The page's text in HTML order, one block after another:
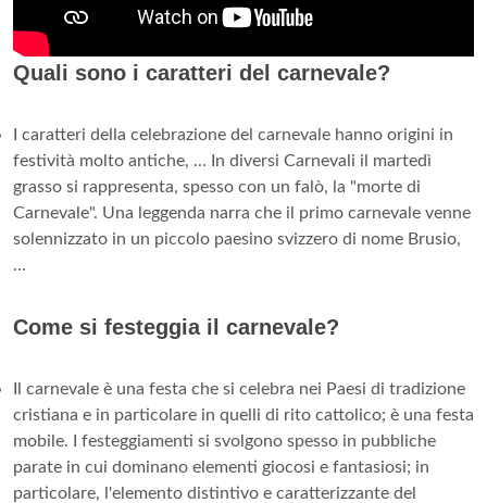
Quali sono i caratteri del carnevale?
I caratteri della celebrazione del carnevale hanno origini in
festività molto antiche, ... In diversi Carnevali il martedì
grasso si rappresenta, spesso con un falò, la "morte di
Carnevale". Una leggenda narra che il primo carnevale venne
solennizzato in un piccolo paesino svizzero di nome Brusio,
...
Come si festeggia il carnevale?
Il carnevale è una festa che si celebra nei Paesi di tradizione
cristiana e in particolare in quelli di rito cattolico; è una festa
mobile. I festeggiamenti si svolgono spesso in pubbliche
parate in cui dominano elementi giocosi e fantasiosi; in
particolare, l'elemento distintivo e caratterizzante del